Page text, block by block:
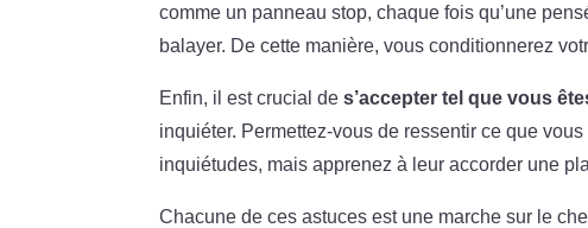
comme un panneau stop, chaque fois qu’une
balayer. De cette manière, vous conditionnerez
Enfin, il est crucial des’accepter tel que vous
inquiéter. Permettez-vous de ressentir ce que
inquiétudes, mais apprenez à leur accorder une
Chacune de ces astuces est une marche sur le